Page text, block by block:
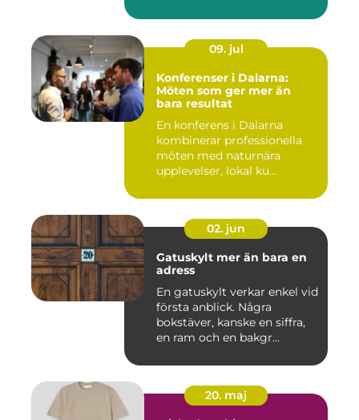
09. jul
Konferenser i Dalarna:
Möten som ger mer än
bara resultat
En konferens i Dalarna
kombinerar professionella
möten med naturnära
upplevelser, lokal ku...
02. jun
Gatuskylt mer än bara en
adress
En gatuskylt verkar enkel vid
första anblick. Några
bokstäver, kanske en siffra,
en ram och en bakgr...
20. maj